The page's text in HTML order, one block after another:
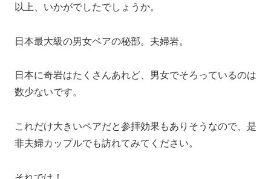
以上、いかがでしたでしょうか。
日本最大級の男女ペアの秘部。夫婦岩。
日本に奇岩はたくさんあれど、男女でそろっているのは
数少ないです。
これだけ大きいペアだと参拝効果もありそうなので、是
非夫婦カップルでも訪れてみてください。